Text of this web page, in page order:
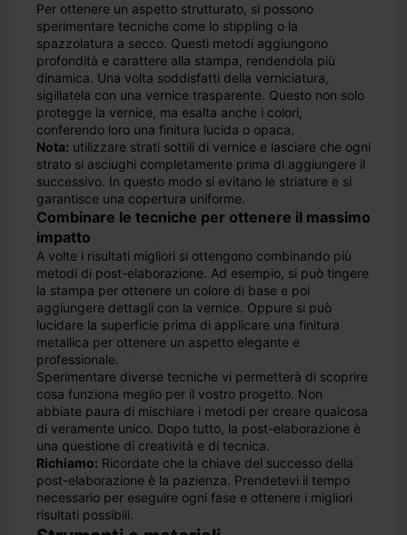
Per ottenere un aspetto strutturato, si possono
sperimentare tecniche come lo stippling o la
spazzolatura a secco. Questi metodi aggiungono
profondità e carattere alla stampa, rendendola più
dinamica. Una volta soddisfatti della verniciatura,
sigillatela con una vernice trasparente. Questo non solo
protegge la vernice, ma esalta anche i colori,
conferendo loro una finitura lucida o opaca.
Nota: utilizzare strati sottili di vernice e lasciare che ogni
strato si asciughi completamente prima di aggiungere il
successivo. In questo modo si evitano le striature e si
garantisce una copertura uniforme.
Combinare le tecniche per ottenere il massimo
impatto
A volte i risultati migliori si ottengono combinando più
metodi di post-elaborazione. Ad esempio, si può tingere
la stampa per ottenere un colore di base e poi
aggiungere dettagli con la vernice. Oppure si può
lucidare la superficie prima di applicare una finitura
metallica per ottenere un aspetto elegante e
professionale.
Sperimentare diverse tecniche vi permetterà di scoprire
cosa funziona meglio per il vostro progetto. Non
abbiate paura di mischiare i metodi per creare qualcosa
di veramente unico. Dopo tutto, la post-elaborazione è
una questione di creatività e di tecnica.
Richiamo: Ricordate che la chiave del successo della
post-elaborazione è la pazienza. Prendetevi il tempo
necessario per eseguire ogni fase e ottenere i migliori
risultati possibili.